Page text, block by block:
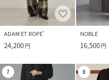
ADAM ET ROPE'
24,200円
NOBLE
16,500円
7 8